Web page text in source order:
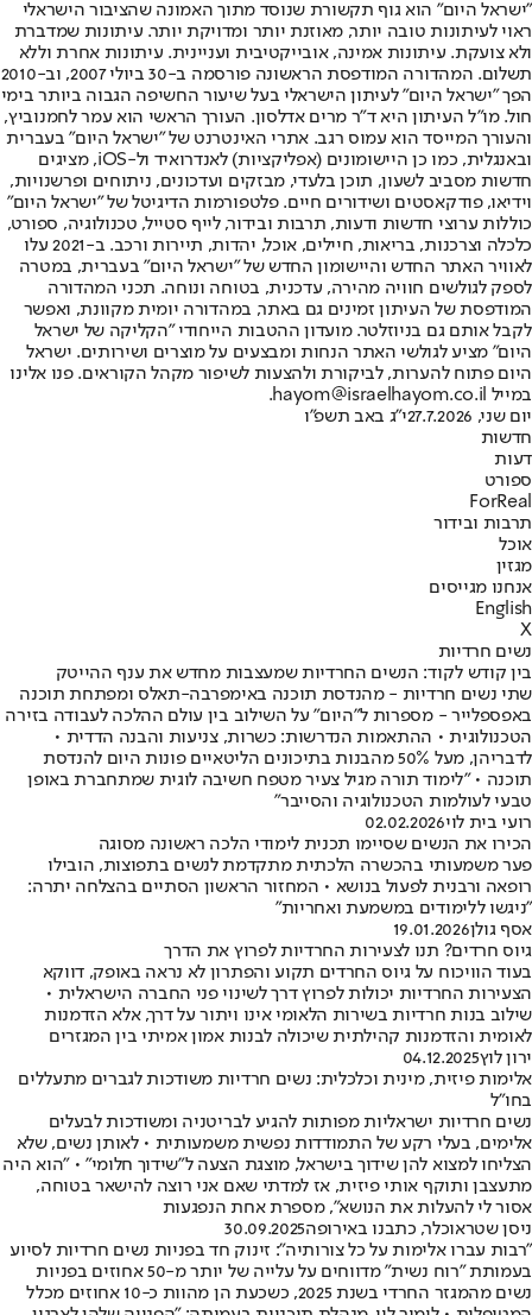
"ישראל היום" הוא גוף תקשורת שנוסד מתוך האמונה שהציבור הישראלי
ראוי לעיתונות טובה יותר, מאוזנת יותר ומדויקת יותר. עיתונות שמדברת
ולא צועקת. עיתונות אמינה, אובייקטיבית ועניינית. עיתונות אחרת וללא
תשלום. המהדורה המודפסת הראשונה פורסמה ב-30 ביולי 2007, וב-2010
הפך "ישראל היום" לעיתון הישראלי בעל שיעור החשיפה הגבוה ביותר בימי
חול. מו"ל העיתון היא ד"ר מרים אדלסון. העורך הראשי הוא עמר לחמנוביץ,
והעורך המייסד הוא עמוס רגב. אתרי האינטרנט של "ישראל היום" בעברית
ובאנגלית, כמו כן היישומונים (אפליקציות) לאנדרואיד ול-iOS, מציגים
חדשות מסביב לשעון, תוכן בלעדי, מבזקים ועדכונים, ניתוחים ופרשנויות,
וידיאו, פודקאסטים ושידורים חיים. פלטפורמות הדיגיטל של "ישראל היום"
כוללות ערוצי חדשות ודעות, תרבות ובידור, לייף סטייל, טכנולוגיה, ספורט,
כלכלה וצרכנות, בריאות, חיילים, אוכל, יהדות, תיירות ורכב. ב-2021 עלו
לאוויר האתר החדש והיישומון החדש של "ישראל היום" בעברית, במטרה
לספק לגולשים חוויה מהירה, עדכנית, בטוחה ונוחה. תכני המהדורה
המודפסת של העיתון זמינים גם באתר, במהדורה יומית מקוונת, ואפשר
לקבל אותם גם בניוזלטר. מועדון ההטבות הייחודי "הקליקה של ישראל
היום" מציע לגולשי האתר הנחות ומבצעים על מוצרים ושירותים. ישראל
היום פתוח להערות, לביקורת ולהצעות לשיפור מקהל הקוראים. פנו אלינו
במייל hayom@israelhayom.co.il.
יום שני, 27.7.2026
י"ג באב תשפ"ו
חדשות
דעות
ספורט
ForReal
תרבות ובידור
אוכל
מגזין
אנחנו מגייסים
English
X
נשים חרדיות
בין קודש לקוד: הנשים החרדיות שמעצבות מחדש את ענף ההייטק
שתי נשים חרדיות - מהנדסת תוכנה באימפרבה-תאלס ומפתחת תוכנה
באפספלייר - מספרות ל"היום" על השילוב בין עולם ההלכה לעבודה בזירה
הטכנולוגית • ההתאמות הנדרשות: כשרות, צניעות והבנה הדדית •
לדבריהן, מעל 50% מהבנות בתיכונים הליטאיים פונות היום להנדסת
תוכנה • "לימוד תורה מגיל צעיר מטפח חשיבה לוגית שמתחברת באופן
טבעי לעולמות הטכנולוגיה והסייבר"
רועי בית לוי02.02.2026
הכירו את הנשים שסיימו תכנית לימודי הלכה ראשונה מסוגה
פער משמעותי בהכשרה הלכתית מתקדמת לנשים בתפוצות, הובילו
רופאה ורבנית לפעול בנושא • המחזור הראשון הסתיים בהצלחה יתרה:
"ניגשו ללימודים במשמעת ואחריות"
אסף גולן19.01.2026
גיוס חרדים? תנו לצעירות החרדיות לפרוץ את הדרך
בעוד הוויכוח על גיוס החרדים תקוע והפתרון לא נראה באופק, דווקא
הצעירות החרדיות יכולות לפרוץ דרך לשינוי פני החברה הישראלית •
שילוב בנות חרדיות בשירות הלאומי אינו ויתור על דרך, אלא הזדמנות
לאומית והזדמנות קהילתית שיכולה לבנות אמון אמיתי בין המגזרים
ירון לוץ04.12.2025
אלימות פיזית, מינית וכלכלית: נשים חרדיות משודכות לגברים מתעללים
בחו"ל
נשים חרדיות ישראליות מפותות להגיע לבריטניה ומשודכות לבעלים
אלימים, בעלי רקע של התמודדות נפשית משמעותית • לאותן נשים, שלא
הצליחו למצוא להן שידוך בישראל, מוצגת הצעה ל"שידוך חלומי" • "הוא היה
מתעצבן ותוקף אותי פיזית, אז למדתי שאם אני רוצה להישאר בטוחה,
אסור לי להעלות את הנושא", מספרת אחת הנפגעות
ניסן שטראוכלר, כתבנו באירופה30.09.2025
"רבות עברו אלימות על כל צורותיה": זינוק חד בפניות נשים חרדיות לסיוע
בעמותת "רוח נשית" מדווחים על עלייה של יותר מ-50 אחוזים בפניות
נשים מהמגזר החרדי בשנת 2025, כשכעת הן מהוות כ-10 אחוזים מכלל